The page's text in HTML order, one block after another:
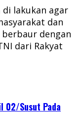
lakukan agar
dan
dengan
dari Rakyat
02/Susut Pada